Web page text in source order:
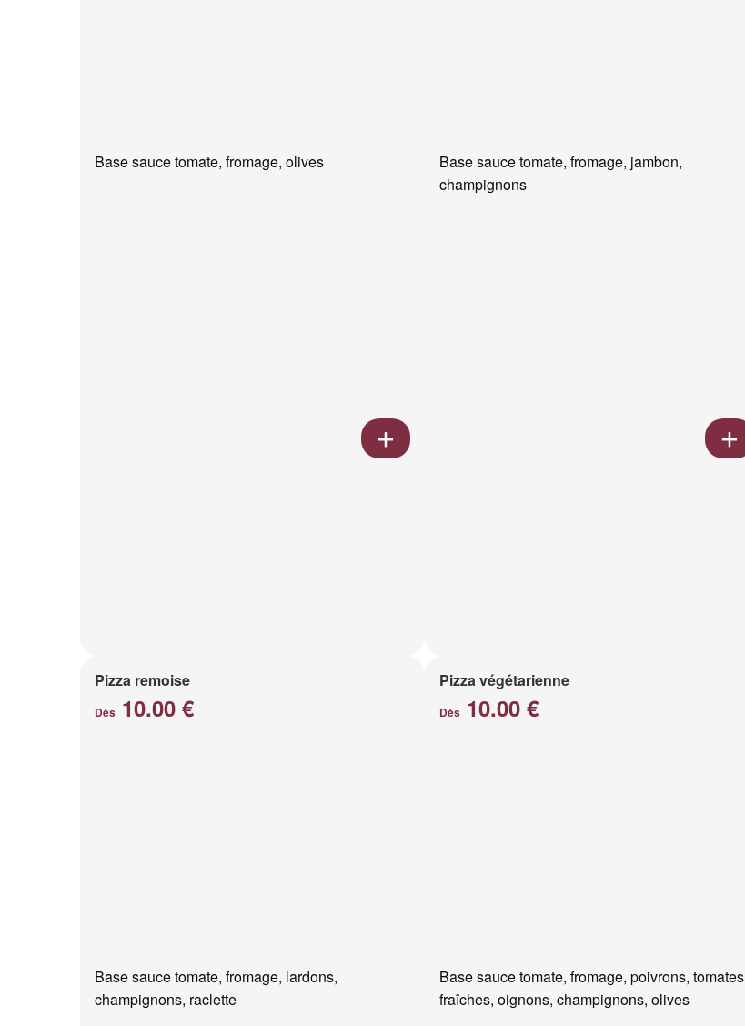
Base sauce tomate, fromage, olives
Base sauce tomate, fromage, jambon,
champignons
Pizza remoise
Dès 10.00 €
Base sauce tomate, fromage, lardons,
champignons, raclette
Pizza végétarienne
Dès10.00 €
Base sauce tomate, fromage, poivrons, tomates
fraîches, oignons, champignons, olives